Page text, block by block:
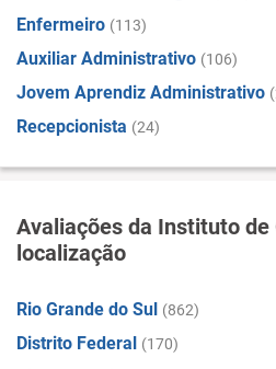
Enfermeiro (113)
Auxiliar Administrativo (106)
Jovem Aprendiz Administrativo
Recepcionista (24)
Avaliações da Instituto de
localização
Rio Grande do Sul (862)
Distrito Federal (170)